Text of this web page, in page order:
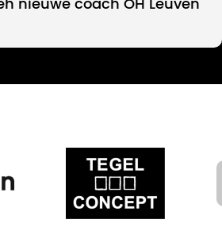
nieuwe coach OH Leuven